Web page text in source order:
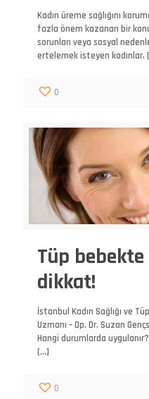
Kadın üreme sağlığını
fazla önem kazanan bir
sorunları veya sosyal
ertelemek isteyen kadınlar,
0
Tüp bebekte
dikkat!
İstanbul Kadın Sağlığı ve
Uzmanı – Op. Dr. Suzan
Hangi durumlarda
[…]
0